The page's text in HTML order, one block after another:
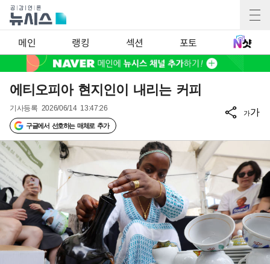
메인 랭킹 섹션 포토
에티오피아 현지인이 내리는 커피
기사등록 2026/06/14 13:47:26
구글에서 선호하는 매체로 추가
가가